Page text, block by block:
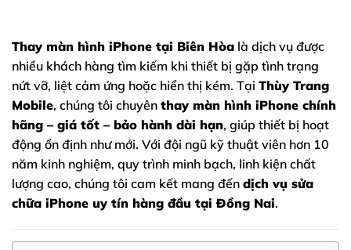
Thay màn hình iPhone tại Biên Hòa là dịch vụ được
nhiều khách hàng tìm kiếm khi thiết bị gặp tình trạng
nứt vỡ, liệt cảm ứng hoặc hiển thị kém. Tại Thùy Trang
Mobile, chúng tôi chuyên thay màn hình iPhone chính
hãng – giá tốt – bảo hành dài hạn, giúp thiết bị hoạt
động ổn định như mới. Với đội ngũ kỹ thuật viên hơn 10
năm kinh nghiệm, quy trình minh bạch, linh kiện chất
lượng cao, chúng tôi cam kết mang đến dịch vụ sửa
chữa iPhone uy tín hàng đầu tại Đồng Nai.